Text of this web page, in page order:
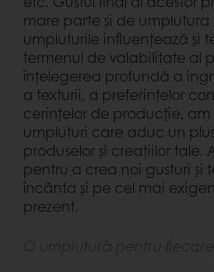
mare parte și de umplutura
umpluturile influențează și
termenul de valabilitate al
înțelegerea profundă a
a texturii, a preferințelor
cerințelor de producție,
umpluturi care aduc un
produselor și creațiilor tale.
pentru a crea noi gusturi și
încânta și pe cel mai
prezent.